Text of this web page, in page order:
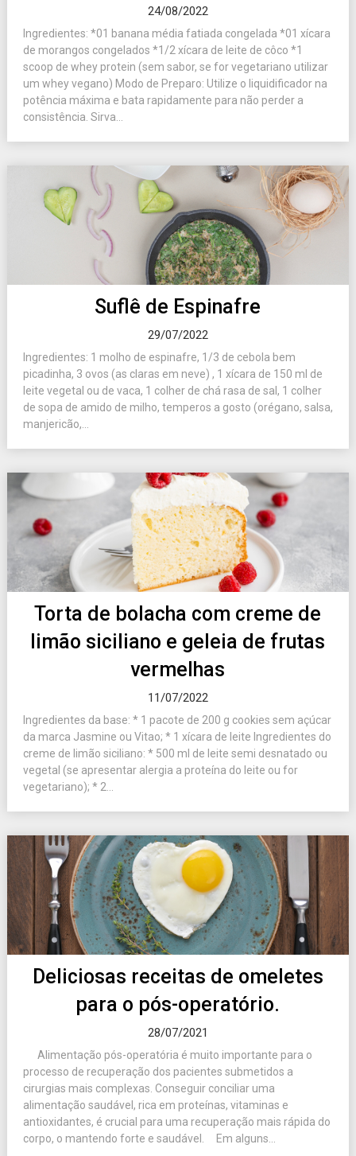
24/08/2022
Ingredientes: *01 banana média fatiada congelada *01 xícara
de morangos congelados *1/2 xícara de leite de côco *1
scoop de whey protein (sem sabor, se for vegetariano utilizar
um whey vegano) Modo de Preparo: Utilize o liquidificador na
potência máxima e bata rapidamente para não perder a
consistência. Sirva...
Suflê de Espinafre
29/07/2022
Ingredientes: 1 molho de espinafre, 1/3 de cebola bem
picadinha, 3 ovos (as claras em neve) , 1 xícara de 150 ml de
leite vegetal ou de vaca, 1 colher de chá rasa de sal, 1 colher
de sopa de amido de milho, temperos a gosto (orégano, salsa,
manjericão,...
Torta de bolacha com creme de
limão siciliano e geleia de frutas
vermelhas
11/07/2022
Ingredientes da base: * 1 pacote de 200 g cookies sem açúcar
da marca Jasmine ou Vitao; * 1 xícara de leite Ingredientes do
creme de limão siciliano: * 500 ml de leite semi desnatado ou
vegetal (se apresentar alergia a proteína do leite ou for
vegetariano); * 2...
Deliciosas receitas de omeletes
para o pós-operatório.
28/07/2021
Alimentação pós-operatória é muito importante para o
processo de recuperação dos pacientes submetidos a
cirurgias mais complexas. Conseguir conciliar uma
alimentação saudável, rica em proteínas, vitaminas e
antioxidantes, é crucial para uma recuperação mais rápida do
corpo, o mantendo forte e saudável. Em alguns...